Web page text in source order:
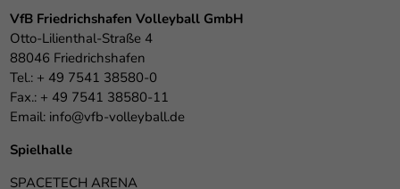
VfB Friedrichshafen Volleyball GmbH
Otto-Lilienthal-Straße 4
88046 Friedrichshafen
Tel.: + 49 7541 38580-0
Fax.: + 49 7541 38580-11
Email: info@vfb-volleyball.de
Spielhalle
SPACETECH ARENA